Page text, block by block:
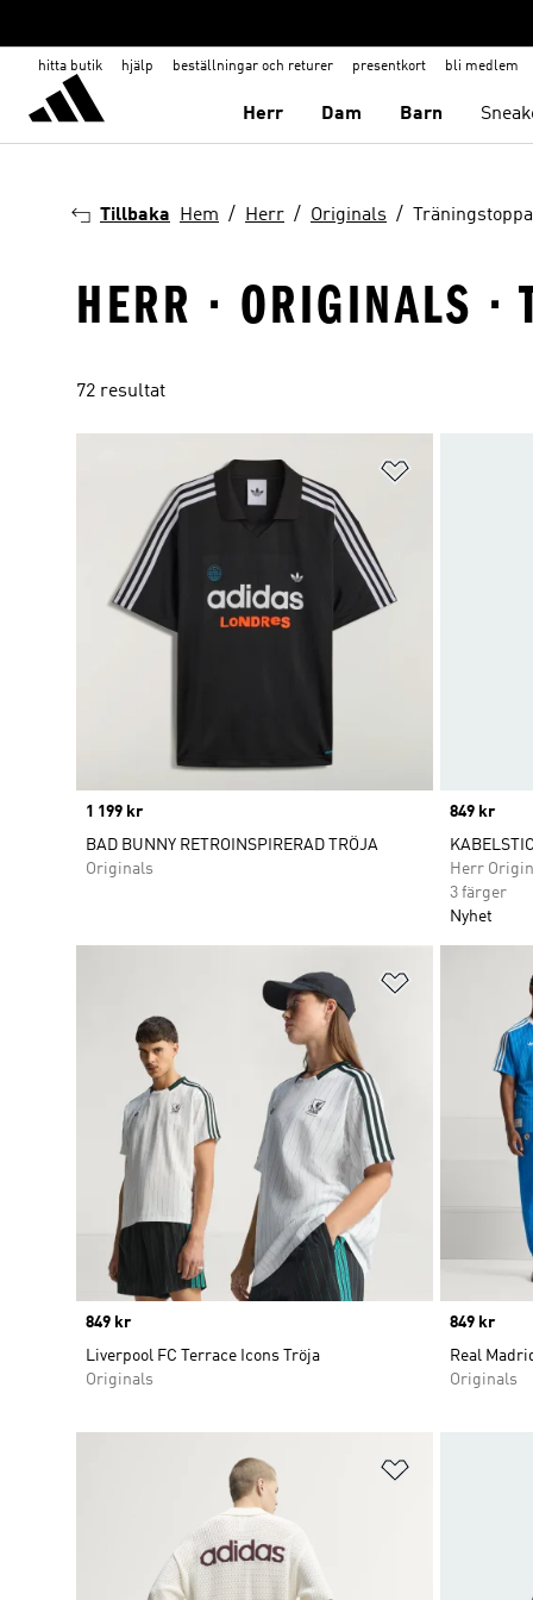
hitta butik hjälp beställningar och returer presentkort bli medlem
Herr Dam Barn
Tillbaka Hem Herr Originals
HERR · ORIGINALS ·
72 resultat
Lägg till på
Price
1 199 kr
BAD BUNNY RETROINSPIRERAD TRÖJA
Originals
Price
849 kr
Herr
3 färger
Nyhet
Lägg till på
Price
849 kr
Liverpool FC Terrace Icons Tröja
Originals
Price
849 kr
Real
Originals
Lägg till på